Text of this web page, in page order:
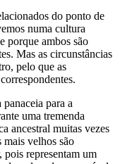
do ponto de
numa cultura
porque ambos são
Mas as circunstâncias
pelo que as
panaceia para a
uma tremenda
ancestral muitas vezes
velhos são
pois representam um